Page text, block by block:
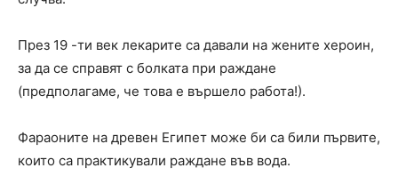
През 19 -ти век лекарите са давали на жените хероин,
за да се справят с болката при раждане
(предполагаме, че това е вършело работа!).
Фараоните на древен Египет може би са били първите,
които са практикували раждане във вода.